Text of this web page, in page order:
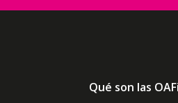
Qué son las